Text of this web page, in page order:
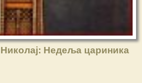
Недеља цариника